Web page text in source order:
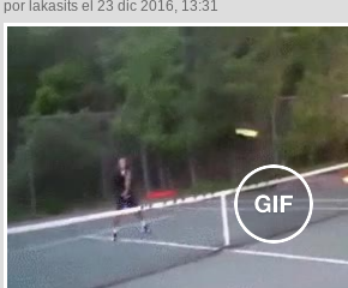
por lakasits el 23 dic 2016, 13:31